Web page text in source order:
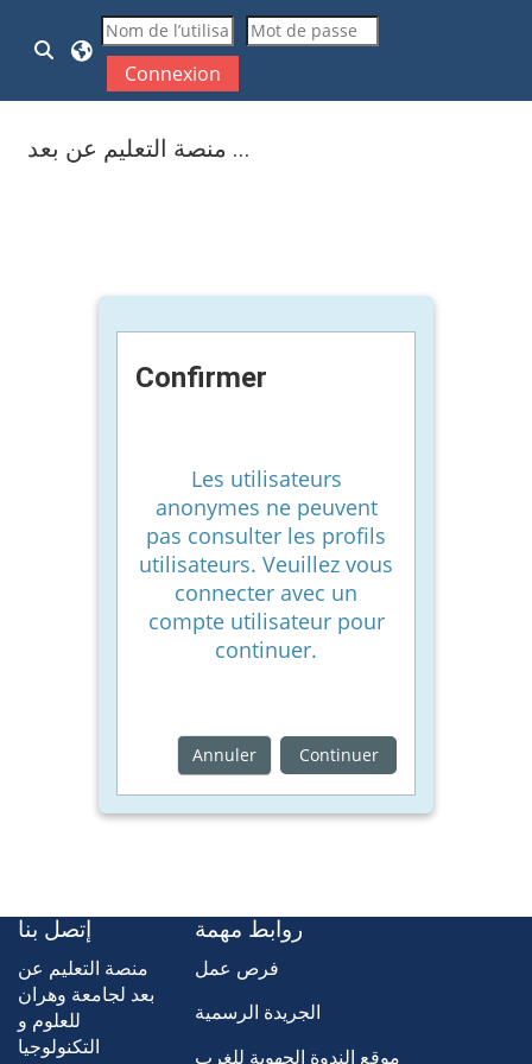
Passer au contenu principal
Activer/désactiver la saisie de recherche
Connexion
منصة التعليم عن بعد ...
Confirmer
Les utilisateurs
anonymes ne peuvent
pas consulter les profils
utilisateurs. Veuillez vous
connecter avec un
compte utilisateur pour
continuer.
Annuler Continuer
إتصل بنا
منصة التعليم عن
بعد لجامعة وهران
للعلوم و
التكنولوجيا
روابط مهمة
فرص عمل
الجريدة الرسمية
موقع الندوة الجهوية للغرب